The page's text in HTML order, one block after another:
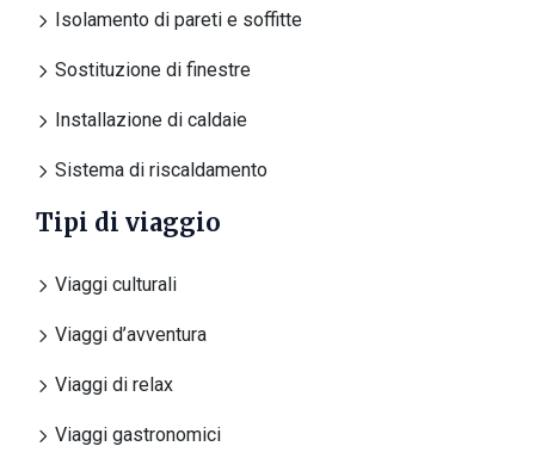
Isolamento di pareti e soffitte
Sostituzione di finestre
Installazione di caldaie
Sistema di riscaldamento
Tipi di viaggio
Viaggi culturali
Viaggi d’avventura
Viaggi di relax
Viaggi gastronomici